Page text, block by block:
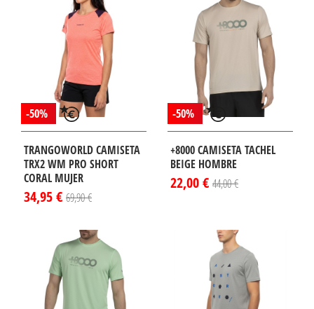
-50%
TRANGOWORLD CAMISETA
TRX2 WM PRO SHORT
CORAL MUJER
34,95 € 69,90 €
-50%
+8000 CAMISETA TACHEL
BEIGE HOMBRE
22,00 € 44,00 €